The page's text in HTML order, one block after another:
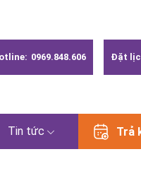
0969.848.606 Đặt
Tin tức Trả